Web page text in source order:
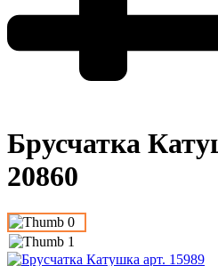
Брусчатка
20860